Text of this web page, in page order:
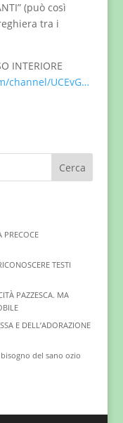
(può così
tra i
INTERIORE
channel/UCEvG…
Cerca
PRECOCE
TESTI
PAZZESCA. MA
E DELL’ADORAZIONE
bisogno del sano ozio